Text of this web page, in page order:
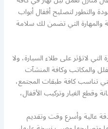
والتطور لتصليح أقفال أبواب
والمهارة التي تضمن لك سلامة
لاتؤثر على طلاء السيارة، ولا
والمكاتب وكافة المنشآت
تناسب كافة طبقات المجتمع،
وقطع الغيار وتركيب الأقفال،
مدار 24 ساعة وبدقة عالية وأسرع وقت وتقديم